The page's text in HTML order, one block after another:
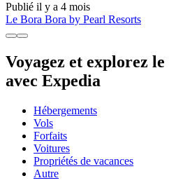
Publié il y a 4 mois
Le Bora Bora by Pearl Resorts
Voyagez et explorez le
avec Expedia
Hébergements
Vols
Forfaits
Voitures
Propriétés de vacances
Autre